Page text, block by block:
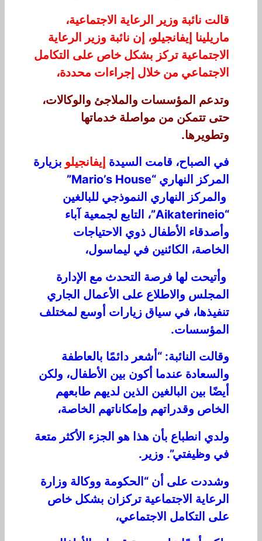
قالت نائبة وزير الرعاية الاجتماعية،
ماريلينا إيفانجيلو، إن نائبة وزير الرعاية
الاجتماعية تركز بشكل خاص على التكامل
الاجتماعي من خلال إجراءات محددة،
وتدعم المؤسسات والملاجئ والوكالات،
حتى تتمكن من مواصلة خدماتها
وتطويرها.
في الصباح، قامت السيدة إيفانجيلو بزيارة
المركز النهاري “Mario’s House”
والمركز النهاري النموذجي للبالغين
“Aikaterineio”، التابع لجمعية آباء
وأصدقاء الأطفال ذوي الاحتياجات
الخاصة، الكائنين في ليماسول،
وأتيحت لها فرصة التحدث مع الإدارة
المجلس والاطلاع على الأعمال الجاري
تنفيذها، في سياق زيارات أوسع لمختلف
المؤسسات.
وقالت النائبة: “أشعر دائمًا بالعاطفة
والسعادة عندما أكون بين الأطفال، ولكن
أيضًا بين البالغين الذين لديهم طابعهم
الخاص وقدراتهم وإمكاناتهم الخاصة،
ولدي انطباع بأن هذا هو الجزء الأكثر متعة
في وظيفتي”. وزير.
وشددت على أن “الحكومة ووكالة وزارة
الرعاية الاجتماعية تركزان بشكل خاص
على التكامل الاجتماعي،